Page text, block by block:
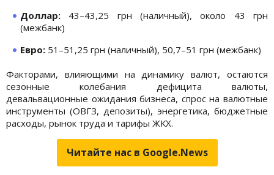
Доллар: 43–43,25 грн (наличный), около 43 грн
(межбанк)
Евро: 51–51,25 грн (наличный), 50,7–51 грн (межбанк)
Факторами, влияющими на динамику валют, остаются
сезонные колебания дефицита валюты,
девальвационные ожидания бизнеса, спрос на валютные
инструменты (ОВГЗ, депозиты), энергетика, бюджетные
расходы, рынок труда и тарифы ЖКХ.
Читайте нас в Google.News